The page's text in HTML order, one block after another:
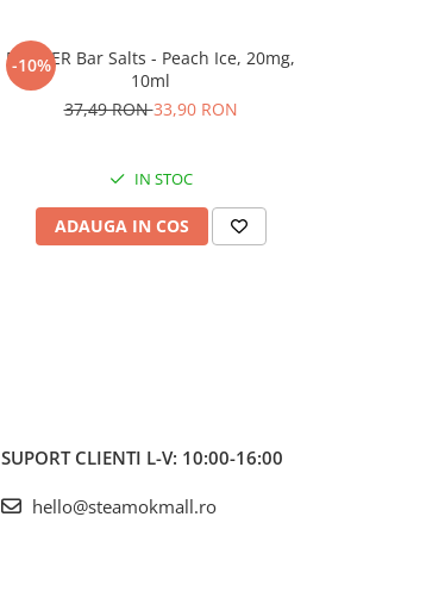
-10%
DRIFTER Bar Salts - Peach Ice, 20mg,
10ml
37,49 RON33,90 RON
IN STOC
ADAUGA IN COS
SUPORT CLIENTI L-V: 10:00-16:00
hello@steamokmall.ro